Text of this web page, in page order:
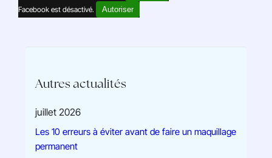
Facebook est désactivé. Autoriser
Autres actualités
juillet 2026
Les 10 erreurs à éviter avant de faire un maquillage
permanent